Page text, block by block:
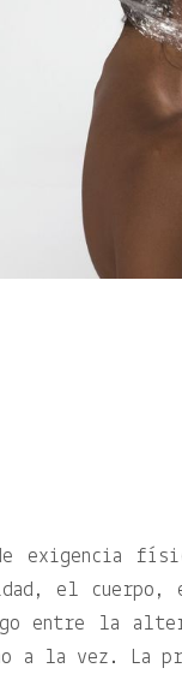
exigencia
el
entre la
a la vez. La